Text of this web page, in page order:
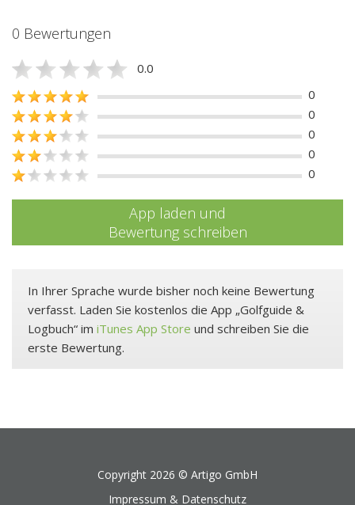
0 Bewertungen
0.0
0
0
0
0
0
App laden und
Bewertung schreiben
In Ihrer Sprache wurde bisher noch keine Bewertung
verfasst. Laden Sie kostenlos die App „Golfguide &
Logbuch“ im iTunes App Store und schreiben Sie die
erste Bewertung.
Copyright 2026 © Artigo GmbH
Impressum & Datenschutz